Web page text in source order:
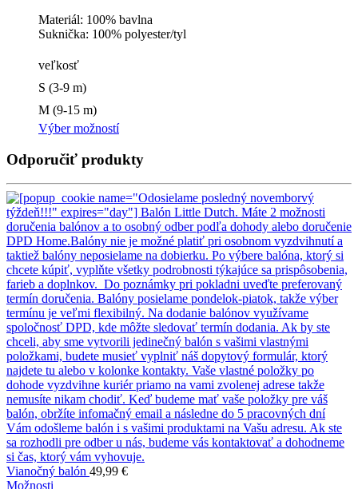
Materiál: 100% bavlna
Suknička: 100% polyester/tyl
veľkosť
S (3-9 m)
M (9-15 m)
Výber možností
Odporučiť produkty
Vianočný balón 49,99 €
Možnosti